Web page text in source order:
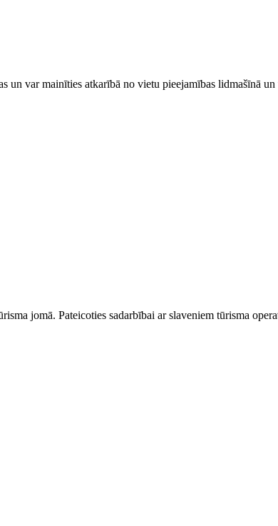
un var mainīties atkarībā ​no ​vietu pieejamības lidmašīnā
jomā. Pateicoties sadarbībai ar slaveniem tūrisma